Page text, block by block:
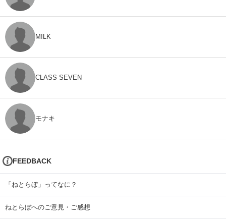
M!LK
CLASS SEVEN
モナキ
FEEDBACK
「ねとらぼ」ってなに？
ねとらぼへのご意見・ご感想